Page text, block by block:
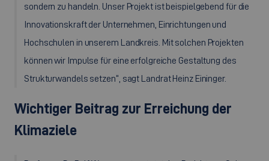
sondern zu handeln. Unser Projekt ist beispielgebend für die
Innovationskraft der Unternehmen, Einrichtungen und
Hochschulen in unserem Landkreis. Mit solchen Projekten
können wir Impulse für eine erfolgreiche Gestaltung des
Strukturwandels setzen“, sagt Landrat Heinz Eininger.
Wichtiger Beitrag zur Erreichung der
Klimaziele